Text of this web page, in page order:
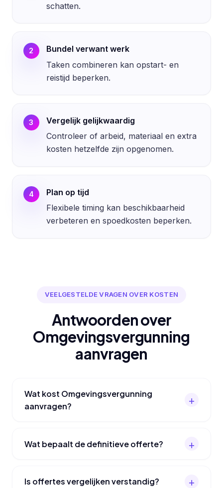
schatten.
2
Bundel verwant werk
Taken combineren kan opstart- en
reistijd beperken.
3
Vergelijk gelijkwaardig
Controleer of arbeid, materiaal en extra
kosten hetzelfde zijn opgenomen.
4
Plan op tijd
Flexibele timing kan beschikbaarheid
verbeteren en spoedkosten beperken.
VEELGESTELDE VRAGEN OVER KOSTEN
Antwoorden over
Omgevingsvergunning
aanvragen
Wat kost Omgevingsvergunning
aanvragen?
Wat bepaalt de definitieve offerte?
Is offertes vergelijken verstandig?